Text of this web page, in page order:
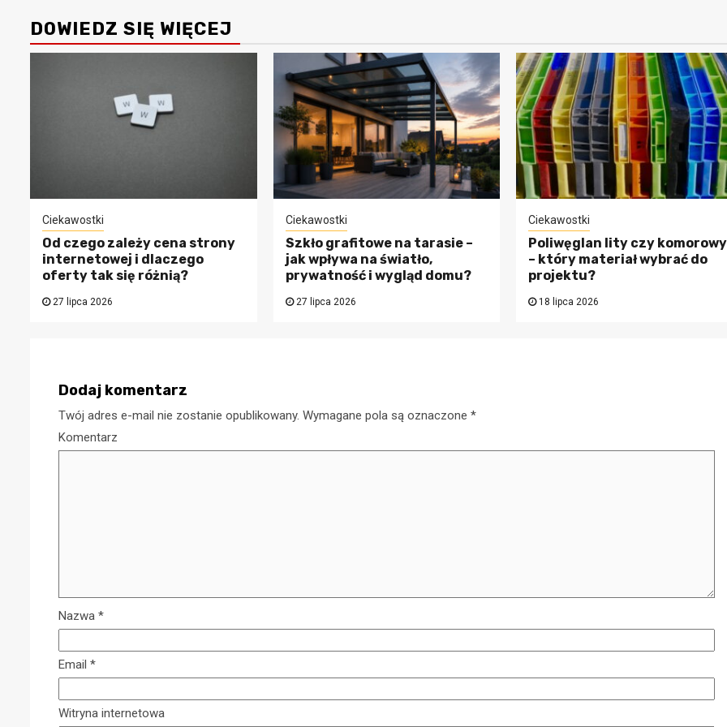
DOWIEDZ SIĘ WIĘCEJ
Ciekawostki
Od czego zależy cena strony
internetowej i dlaczego
oferty tak się różnią?
27 lipca 2026
Ciekawostki
Szkło grafitowe na tarasie –
jak wpływa na światło,
prywatność i wygląd domu?
27 lipca 2026
Ciekawostki
Poliwęglan lity czy komorowy
– który materiał wybrać do
projektu?
18 lipca 2026
Dodaj komentarz
Twój adres e-mail nie zostanie opublikowany. Wymagane pola są oznaczone *
Komentarz
Nazwa *
Email *
Witryna internetowa
procesy
Czym są bony
podarunkowe –
Pieniądze
Usługi księgowe
audyt finansowy –
Różnice i synergia
między tymi